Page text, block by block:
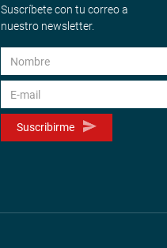
Suscríbete con tu correo a
nuestro newsletter.
Suscribirme